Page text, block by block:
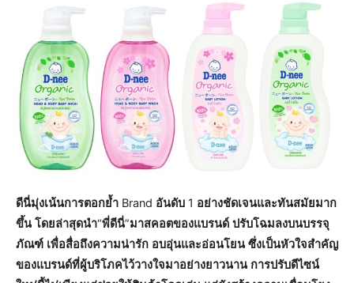
ดีนี่มุ่งเน้นการตอกย้ำ Brand อันดับ 1 อย่างชัดเจนและทันสมัยมาก
ขึ้น โดยล่าสุดนำ“พี่ดีนี่”มาสคอตของแบรนด์ ปรับโฉมลงบนบรรจุ
ภัณฑ์ เพื่อสื่อถึงความน่ารัก อบอุ่นและอ่อนโยน ซึ่งเป็นหัวใจสำคัญ
ของแบรนด์ที่ผู้บริโภคไว้วางใจมาอย่างยาวนาน การปรับดีไซน์